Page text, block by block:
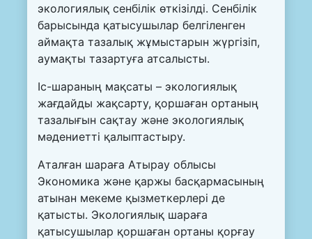
экологиялық сенбілік өткізілді. Сенбілік
барысында қатысушылар белгіленген
аймақта тазалық жұмыстарын жүргізіп,
аумақты тазартуға атсалысты.
Іс-шараның мақсаты – экологиялық
жағдайды жақсарту, қоршаған ортаның
тазалығын сақтау және экологиялық
мәдениетті қалыптастыру.
Аталған шараға Атырау облысы
Экономика және қаржы басқармасының
атынан мекеме қызметкерлері де
қатысты. Экологиялық шараға
қатысушылар қоршаған ортаны қорғау